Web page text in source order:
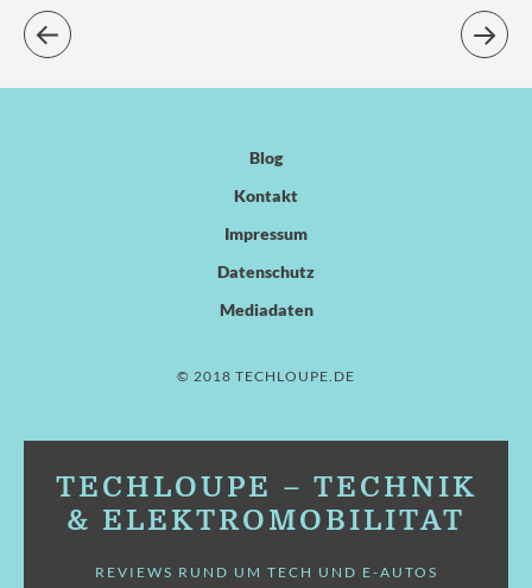
Blog
Kontakt
Impressum
Datenschutz
Mediadaten
© 2018 TECHLOUPE.DE
TECHLOUPE – TECHNIK
& ELEKTROMOBILITÄT
REVIEWS RUND UM TECH UND E-AUTOS